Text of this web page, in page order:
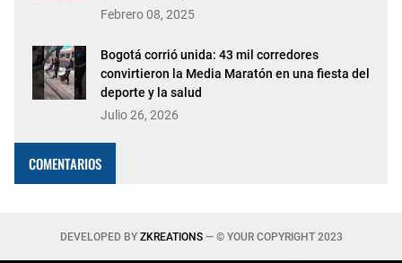
Febrero 08, 2025
Bogotá corrió unida: 43 mil corredores
convirtieron la Media Maratón en una fiesta del
deporte y la salud
Julio 26, 2026
COMENTARIOS
DEVELOPED BY ZKREATIONS— © YOUR COPYRIGHT 2023